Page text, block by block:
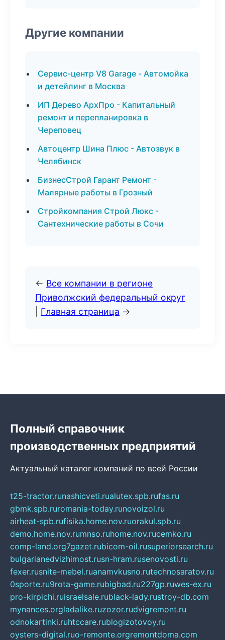
Другие компании
Сервис-центр V8 Garage - Автомойка
и детейлинг в Москва
ИП Дерево АрхПро - Капитальный
ремонт и перепланировка в
Череповец
Автоцентр Шина Плюс - Автозвук в
Челябинск
БизнесСтрой Гарант Ремонт -
Малярные работы в Грозный
Стройкомпания Строй Люкс -
Сантехнические работы в Сочи
← Все компании в регионе
Приволжский федеральный округ
Главная страница →
Полный справочник
производственных предприятий
Актуальный каталог компаний по всей России
t25-tractor.runashicveti.rualutex.spb.rufas.ru
gbmk.spb.ruromania-today.runovoizol.ru
airheat-spb.rufisika.home.nov.ruorakul.spb.ru
demo.home.nov.rumnso.ruhome.nov.rucemko.ru
comp-land.org7gazet.rubicom-oil.rusuperiorsearch.ru
bulgarianedvizhimost.rusn-hram.rusenovosti.ru
fexer.rusnite-mebel.ruanamvkusno.rutechnosaratov.ru
0sporte.ru9rota-game.rubigbad.ru227gp.ruwes-ex.ru
pro-kirpichi.ruisraelsale.rublack-lady.rustroy-db.com
mynances.orgladalike.ruzozor.rudvigremont.ru
odnokartinki.ruhtccare.rublogizotovoy.ru
oysters-digital.ruo-remonte.orgremontdoma.com